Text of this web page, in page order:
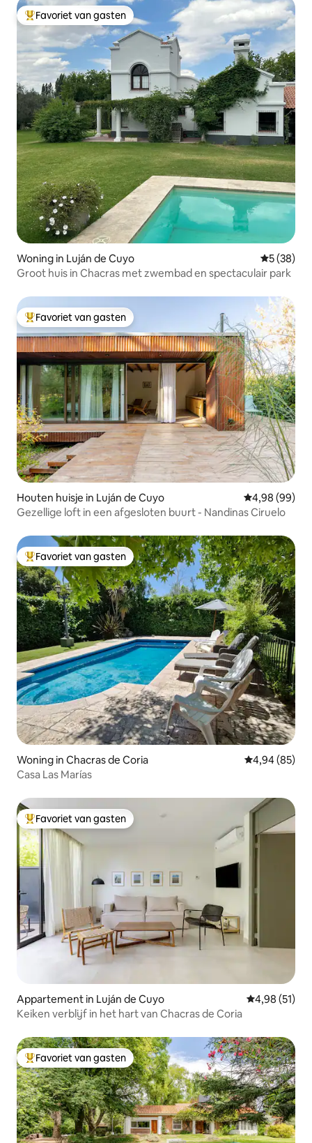
Topfavoriet van gasten
Favoriet van gasten
Woning in Luján de Cuyo
5 (38)
Groot huis in Chacras met zwembad en spectaculair park
Topfavoriet van gasten
Favoriet van gasten
Houten huisje in Luján de Cuyo Gemiddelde
4,98 (99)
Gezellige loft in een afgesloten buurt - Nandinas Ciruelo
Topfavoriet van gasten
Favoriet van gasten
Woning in Chacras de Coria Gemiddelde
4,94 (85)
Casa Las Marías
Topfavoriet van gasten
Favoriet van gasten
Appartement in Luján de Cuyo Gemiddelde
4,98 (51)
Keiken verblijf in het hart van Chacras de Coria
Topfavoriet van gasten
Favoriet van gasten